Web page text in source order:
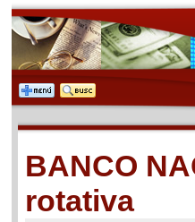
BANCO
rotativa